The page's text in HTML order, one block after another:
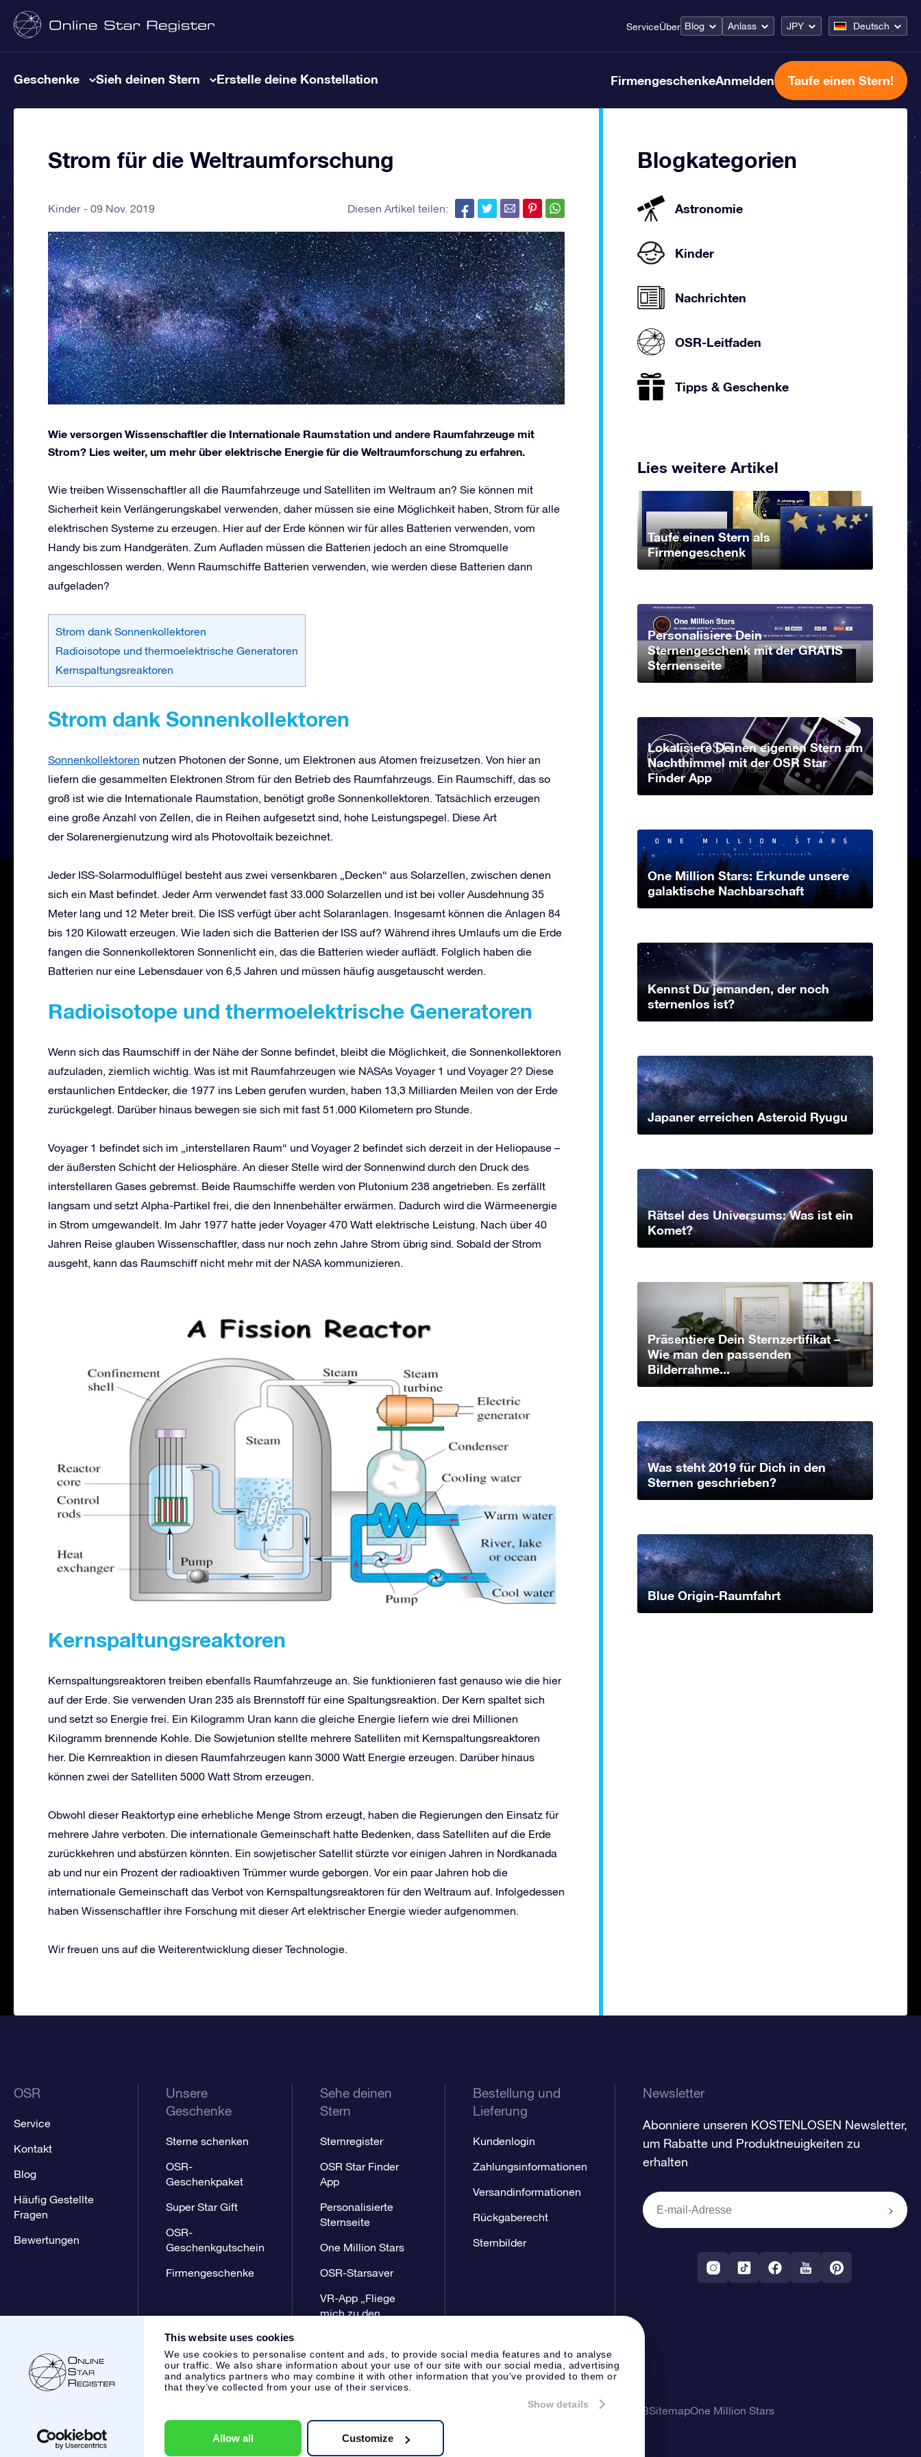
This website uses cookies
We use cookies to personalise content and ads, to provide social media features and to analyse
our traffic. We also share information about your use of our site with our social media, advertising
and analytics partners who may combine it with other information that you’ve provided to them or
that they’ve collected from your use of their services.
Show details
Allow all Customize
ServiceÜber Blog Anlass JPY Deutsch
Geschenke Sieh deinen Stern Erstelle deine Konstellation FirmengeschenkeAnmelden Taufe einen Stern!
Strom für die Weltraumforschung
Kinder 09 Nov. 2019 Diesen Artikel teilen:
Wie versorgen Wissenschaftler die Internationale Raumstation und andere Raumfahrzeuge mit
Strom? Lies weiter, um mehr über elektrische Energie für die Weltraumforschung zu erfahren.
Wie treiben Wissenschaftler all die Raumfahrzeuge und Satelliten im Weltraum an? Sie können mit
Sicherheit kein Verlängerungskabel verwenden, daher müssen sie eine Möglichkeit haben, Strom für alle
elektrischen Systeme zu erzeugen. Hier auf der Erde können wir für alles Batterien verwenden, vom
Handy bis zum Handgeräten. Zum Aufladen müssen die Batterien jedoch an eine Stromquelle
angeschlossen werden. Wenn Raumschiffe Batterien verwenden, wie werden diese Batterien dann
aufgeladen?
Strom dank Sonnenkollektoren
Radioisotope und thermoelektrische Generatoren
Kernspaltungsreaktoren
Strom dank Sonnenkollektoren
Sonnenkollektoren nutzen Photonen der Sonne, um Elektronen aus Atomen freizusetzen. Von hier an
liefern die gesammelten Elektronen Strom für den Betrieb des Raumfahrzeugs. Ein Raumschiff, das so
groß ist wie die Internationale Raumstation, benötigt große Sonnenkollektoren. Tatsächlich erzeugen
eine große Anzahl von Zellen, die in Reihen aufgesetzt sind, hohe Leistungspegel. Diese Art
der Solarenergienutzung wird als Photovoltaik bezeichnet.
Jeder ISS-Solarmodulflügel besteht aus zwei versenkbaren „Decken“ aus Solarzellen, zwischen denen
sich ein Mast befindet. Jeder Arm verwendet fast 33.000 Solarzellen und ist bei voller Ausdehnung 35
Meter lang und 12 Meter breit. Die ISS verfügt über acht Solaranlagen. Insgesamt können die Anlagen 84
bis 120 Kilowatt erzeugen. Wie laden sich die Batterien der ISS auf? Während ihres Umlaufs um die Erde
fangen die Sonnenkollektoren Sonnenlicht ein, das die Batterien wieder auflädt. Folglich haben die
Batterien nur eine Lebensdauer von 6,5 Jahren und müssen häufig ausgetauscht werden.
Radioisotope und thermoelektrische Generatoren
Wenn sich das Raumschiff in der Nähe der Sonne befindet, bleibt die Möglichkeit, die Sonnenkollektoren
aufzuladen, ziemlich wichtig. Was ist mit Raumfahrzeugen wie NASAs Voyager 1 und Voyager 2? Diese
erstaunlichen Entdecker, die 1977 ins Leben gerufen wurden, haben 13,3 Milliarden Meilen von der Erde
zurückgelegt. Darüber hinaus bewegen sie sich mit fast 51.000 Kilometern pro Stunde.
Voyager 1 befindet sich im „interstellaren Raum“ und Voyager 2 befindet sich derzeit in der Heliopause –
der äußersten Schicht der Heliosphäre. An dieser Stelle wird der Sonnenwind durch den Druck des
interstellaren Gases gebremst. Beide Raumschiffe werden von Plutonium 238 angetrieben. Es zerfällt
langsam und setzt Alpha-Partikel frei, die den Innenbehälter erwärmen. Dadurch wird die Wärmeenergie
in Strom umgewandelt. Im Jahr 1977 hatte jeder Voyager 470 Watt elektrische Leistung. Nach über 40
Jahren Reise glauben Wissenschaftler, dass nur noch zehn Jahre Strom übrig sind. Sobald der Strom
ausgeht, kann das Raumschiff nicht mehr mit der NASA kommunizieren.
Kernspaltungsreaktoren
Kernspaltungsreaktoren treiben ebenfalls Raumfahrzeuge an. Sie funktionieren fast genauso wie die hier
auf der Erde. Sie verwenden Uran 235 als Brennstoff für eine Spaltungsreaktion. Der Kern spaltet sich
und setzt so Energie frei. Ein Kilogramm Uran kann die gleiche Energie liefern wie drei Millionen
Kilogramm brennende Kohle. Die Sowjetunion stellte mehrere Satelliten mit Kernspaltungsreaktoren
her. Die Kernreaktion in diesen Raumfahrzeugen kann 3000 Watt Energie erzeugen. Darüber hinaus
können zwei der Satelliten 5000 Watt Strom erzeugen.
Obwohl dieser Reaktortyp eine erhebliche Menge Strom erzeugt, haben die Regierungen den Einsatz für
mehrere Jahre verboten. Die internationale Gemeinschaft hatte Bedenken, dass Satelliten auf die Erde
zurückkehren und abstürzen könnten. Ein sowjetischer Satellit stürzte vor einigen Jahren in Nordkanada
ab und nur ein Prozent der radioaktiven Trümmer wurde geborgen. Vor ein paar Jahren hob die
internationale Gemeinschaft das Verbot von Kernspaltungsreaktoren für den Weltraum auf. Infolgedessen
haben Wissenschaftler ihre Forschung mit dieser Art elektrischer Energie wieder aufgenommen.
Wir freuen uns auf die Weiterentwicklung dieser Technologie.
Blogkategorien
Astronomie
Kinder
Nachrichten
OSR-Leitfaden
Tipps & Geschenke
Lies weitere Artikel
Taufe einen Stern als
Firmengeschenk
Personalisiere Dein
Sternengeschenk mit der GRATIS
Sternenseite
Lokalisiere Deinen eigenen Stern am
Nachthimmel mit der OSR Star
Finder App
One Million Stars: Erkunde unsere
galaktische Nachbarschaft
Kennst Du jemanden, der noch
sternenlos ist?
Japaner erreichen Asteroid Ryugu
Rätsel des Universums: Was ist ein
Komet?
Präsentiere Dein Sternzertifikat –
Wie man den passenden
Bilderrahme...
Was steht 2019 für Dich in den
Sternen geschrieben?
Blue Origin-Raumfahrt
OSR
Service
Kontakt
Blog
Häufig Gestellte
Fragen
Bewertungen
Unsere
Geschenke
Sterne schenken
OSR-
Geschenkpaket
Super Star Gift
OSR-
Geschenkgutschein
Firmengeschenke
Sehe deinen
Stern
Sternregister
OSR Star Finder
App
Personalisierte
Sternseite
One Million Stars
OSR-Starsaver
VR-App „Fliege
mich zu den
Bestellung und
Lieferung
Kundenlogin
Zahlungsinformationen
Versandinformationen
Rückgaberecht
Sternbilder
Newsletter
Abonniere unseren KOSTENLOSEN Newsletter,
um Rabatte und Produktneuigkeiten zu
erhalten
Kundenservice:help@osr.org KVK: 60333553, VAT: NL 8538.62.722B01
Datenschutzerklärung AGBSitemapOne Million Stars